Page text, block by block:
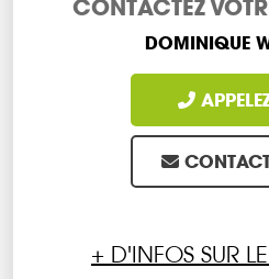
CONTACTEZ
DOMINIQUE
+ D'INFOS SUR